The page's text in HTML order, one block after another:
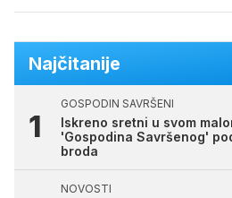
Najčitanije
GOSPODIN SAVRŠENI
Iskreno sretni u svom
'Gospodina Savršenog'
broda
NOVOSTI